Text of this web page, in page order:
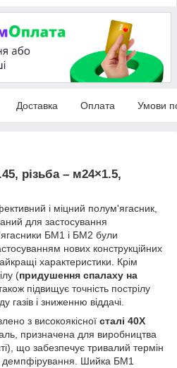
Доставка Оплата Умови
різьба – м24×1.5,
і міцний полум'ягасник,
для застосування
БМ1 і БМ2 були
нових конструкційних
характеристики. Крім
(придушення спалаху на
підвищує точність пострілу
і зниженню віддачі.
з високоякісної сталі 40Х
призначена для виробництва
що забезпечує тривалий термін
демпфірування. Шийка БМ1